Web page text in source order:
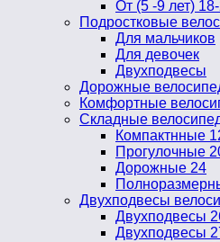
От (5 -9 лет)
Подростковые
Для мальчиков
Для девочек
Двухподвесы
Дорожные
Комфортные
Складные
Компактнные
Прогулочные
Дорожные 24
Двухподвесы
Двухподвесы
Двухподвесы